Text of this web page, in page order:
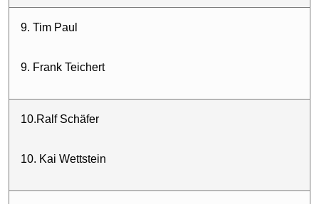
9. Tim Paul
9. Frank Teichert
10.Ralf Schäfer
10. Kai Wettstein